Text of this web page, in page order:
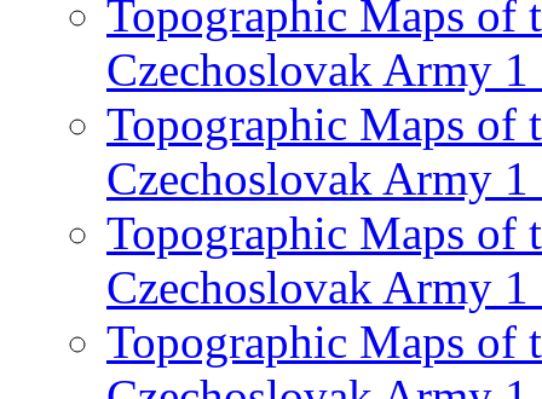
Topographic Maps of
Czechoslovak Army
Topographic Maps of
Czechoslovak Army
Topographic Maps of
Czechoslovak Army
Topographic Maps of